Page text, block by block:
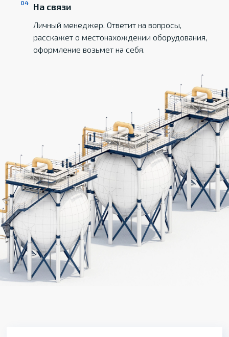
На связи
Личный менеджер. Ответит на вопросы,
расскажет о местонахождении оборудования,
оформление возьмет на себя.